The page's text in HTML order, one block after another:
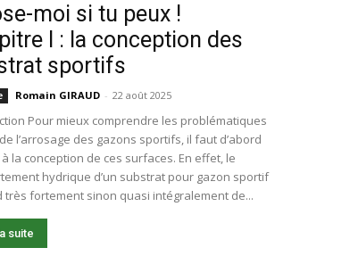
moi si tu peux !
I : la conception des
sportifs
Romain GIRAUD - 22 août 2025
Pour mieux comprendre les problématiques
l’arrosage des gazons sportifs, il faut d’abord
la conception de ces surfaces. En effet, le
hydrique d’un substrat pour gazon sportif
très fortement sinon quasi intégralement de...
suite